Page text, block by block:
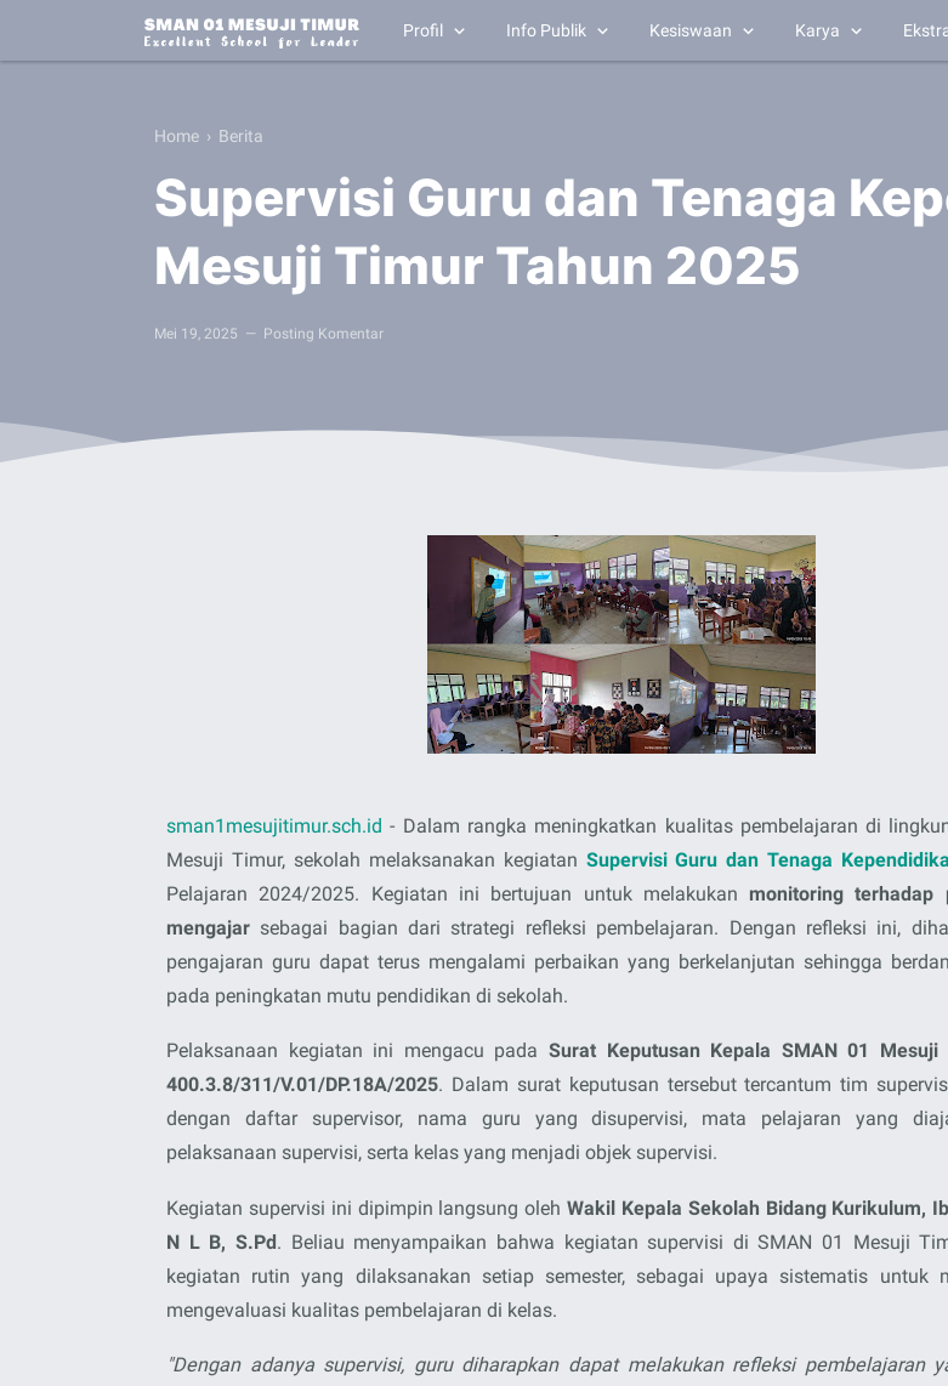
Profil Info Publik Kesiswaan Karya
Home › Berita
Supervisi Guru dan Tenaga
Mesuji Timur Tahun 2025
Mei 19, 2025 Posting Komentar
sman1mesujitimur.sch.id - Dalam rangka meningkatkan kualitas pembelajaran di
Mesuji Timur, sekolah melaksanakan kegiatan Supervisi Guru dan Tenaga
Pelajaran 2024/2025. Kegiatan ini bertujuan untuk melakukan monitoring terhadap
mengajar sebagai bagian dari strategi refleksi pembelajaran. Dengan refleksi ini,
pengajaran guru dapat terus mengalami perbaikan yang berkelanjutan sehingga
pada peningkatan mutu pendidikan di sekolah.
Pelaksanaan kegiatan ini mengacu pada Surat Keputusan Kepala SMAN 01 Mesuji
400.3.8/311/V.01/DP.18A/2025. Dalam surat keputusan tersebut tercantum tim
dengan daftar supervisor, nama guru yang disupervisi, mata pelajaran yang
pelaksanaan supervisi, serta kelas yang menjadi objek supervisi.
Kegiatan supervisi ini dipimpin langsung olehWakil Kepala Sekolah Bidang Kurikulum,
N L B, S.Pd. Beliau menyampaikan bahwa kegiatan supervisi di SMAN 01 Mesuji
kegiatan rutin yang dilaksanakan setiap semester, sebagai upaya sistematis untuk
mengevaluasi kualitas pembelajaran di kelas.
"Dengan adanya supervisi, guru diharapkan dapat melakukan refleksi pembelajaran